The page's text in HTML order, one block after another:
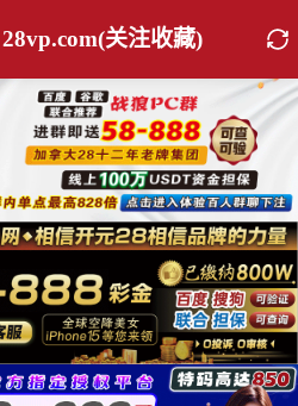
关注收藏)